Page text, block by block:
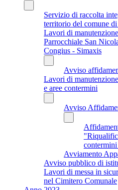
Servizio di raccolta
territorio del comune
Lavori di
Parrocchiale San
Congius - Simaxis
Avviso
Lavori di
e aree contermini
Avviso
Avviamento
Avviso pubblico di
Lavori di messa in
nel Cimitero Comunale